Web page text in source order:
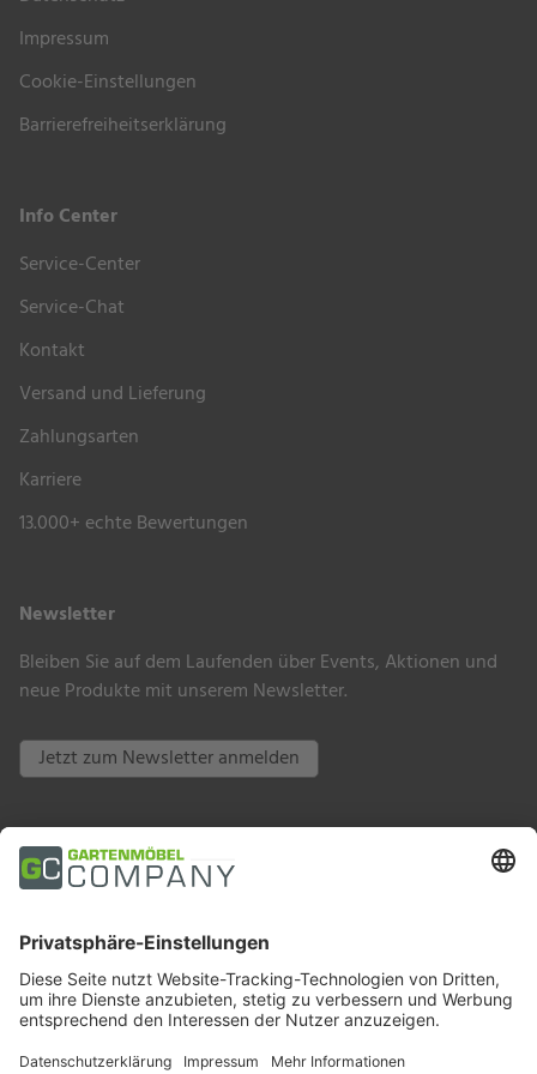
Impressum
Cookie-Einstellungen
Barrierefreiheitserklärung
Info Center
Service-Center
Service-Chat
Kontakt
Versand und Lieferung
Zahlungsarten
Karriere
13.000+ echte Bewertungen
Newsletter
Bleiben Sie auf dem Laufenden über Events, Aktionen und
neue Produkte mit unserem Newsletter.
Jetzt zum Newsletter anmelden
Zahlungsarten